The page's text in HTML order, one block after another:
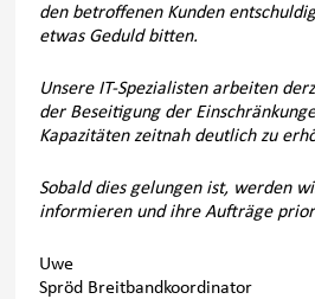
den betroffenen Kunden
etwas Geduld bitten.
Unsere IT-Spezialisten arbeiten
der Beseitigung der
Kapazitäten zeitnah deutlich zu
Sobald dies gelungen ist, werden
informieren und ihre Aufträge
Uwe
Spröd